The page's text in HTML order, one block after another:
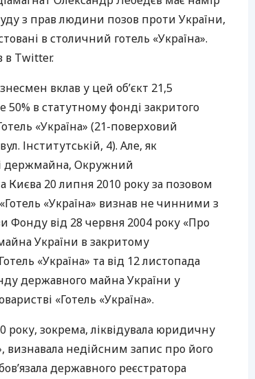
РЕЙТИНГ ДЕБЕТОВИХ
КАРТОК
ПУТІВНИКИ ПО
БАНКІВСЬКИХ КАРТКАХ
з прав людини позов проти України,
в столичний готель «Україна».
в Twitter.
вклав у цей об’єкт 21,5
50% в статутному фонді закритого
«Україна» (21-поверховий
Інститутській, 4). Але, як
держмайна, Окружний
Києва 20 липня 2010 року за позовом
«Україна» визнав не чинними з
Фонду від 28 червня 2004 року «Про
України в закритому
«Україна» та від 12 листопада
державного майна України у
«Готель «Україна».
року, зокрема, ліквідувала юридичну
визнавала недійсним запис про його
державного реєстратора